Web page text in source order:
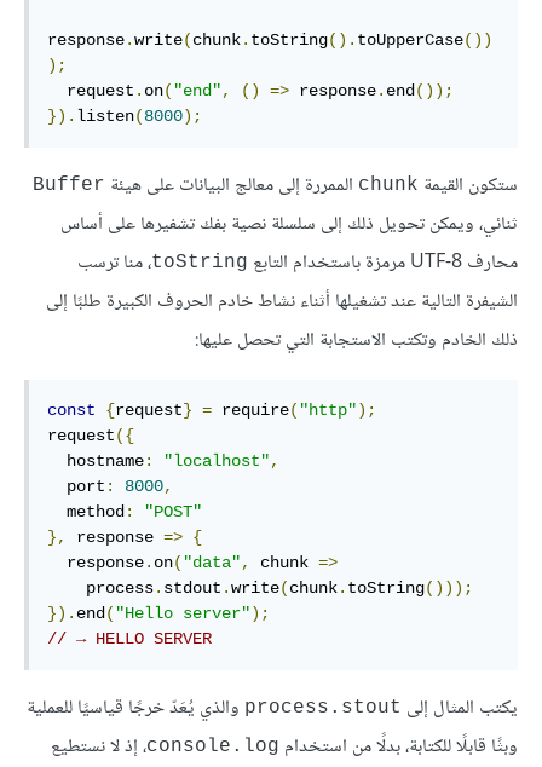
response.write(chunk. toString(). toUpperCase())
);
  request
. on( "end", () => response. end ());
}). listen(8000);
ستكون القيمة chunk الممررة إلى معالج البيانات على هيئة Buffer
ثنائي، ويمكن تحويل ذلك إلى سلسلة نصية بفك تشفيرها على أساس
محارف UTF-8 مرمزة باستخدام التابع
toString، منا ترسب
الشيفرة التالية عند تشغيلها أثناء نشاط خادم الحروف الكبيرة طلبًا إلى
ذلك الخادم وتكتب الاستجابة التي تحصل عليها:
const {request} = require( "http");
request({
  hostname
: "localhost",
  port
: 8000,
  method
:
"POST"
},
response => {
  response
. on( "data", chunk =>
    process
. stdout .write(chunk. toString()));
}). end ( "Hello server");
// → HELLO SERVER
يكتب المثال إلى process.stout والذي يُعَدّ خرجًا قياسيًا للعملية
وبثًا قابلًا للكتابة، بدلًا من استخدام console.log، إذ لا نستطيع